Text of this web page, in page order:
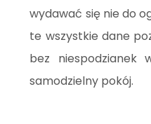
wydawać się nie do
te wszystkie dane
bez niespodzianek
samodzielny pokój.